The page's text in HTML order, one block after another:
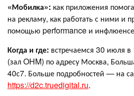
«Мобилка»: как приложения
на рекламу, как работать с ними и
помощью performance и
Когда и где: встречаемся 30 июля
(зал OHM) по адресу Москва,
40с7. Больше подробностей — на
https://d2c.truedigital.ru.